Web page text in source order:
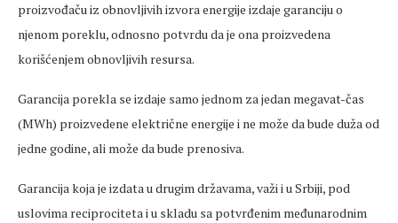
proizvođaču iz obnovljivih izvora energije izdaje garanciju o
njenom poreklu, odnosno potvrdu da je ona proizvedena
korišćenjem obnovljivih resursa.
Garancija porekla se izdaje samo jednom za jedan megavat-čas
(MWh) proizvedene električne energije i ne može da bude duža od
jedne godine, ali može da bude prenosiva.
Garancija koja je izdata u drugim državama, važi i u Srbiji, pod
uslovima reciprociteta i u skladu sa potvrđenim međunarodnim